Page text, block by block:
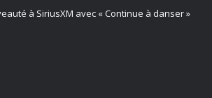
à SiriusXM avec « Continue à danser »